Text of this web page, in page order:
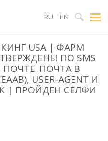
RU EN
КИНГ USA | ФАРМ
ПО SMS
ПОЧТА В
USER-AGENT И
| ПРОЙДЕН СЕЛФИ